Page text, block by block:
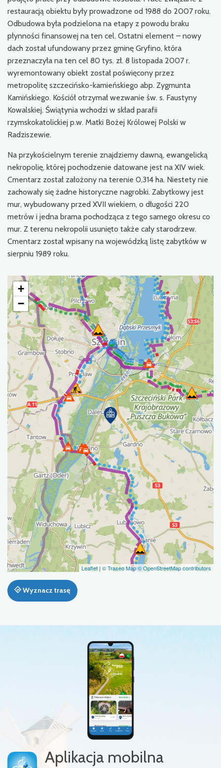
restauracją obiektu były prowadzone od 1988 do 2007 roku.
Odbudowa była podzielona na etapy z powodu braku
płynności finansowej na ten cel. Ostatni element – nowy
dach został ufundowany przez gminę Gryfino, która
przeznaczyła na ten cel 80 tys. zł. 8 listopada 2007 r.
wyremontowany obiekt został poświęcony przez
metropolitę szczecińsko-kamieńskiego abp. Zygmunta
Kamińskiego. Kościół otrzymał wezwanie św. s. Faustyny
Kowalskiej. Świątynia wchodzi w skład parafii
rzymskokatolickiej p.w. Matki Bożej Królowej Polski w
Radziszewie.
Na przykościelnym terenie znajdziemy dawną, ewangelicką
nekropolię, której pochodzenie datowane jest na XIV wiek.
Cmentarz został założony na terenie 0,314 ha. Niestety nie
zachowały się żadne historyczne nagrobki. Zabytkowy jest
mur, wybudowany przed XVII wiekiem, o długości 220
metrów i jedna brama pochodząca z tego samego okresu co
mur. Z terenu nekropolii usunięto także cały starodrzew.
Cmentarz został wpisany na wojewódzką listę zabytków w
sierpniu 1989 roku.
+
−
Leaflet | © Traseo Map© OpenStreetMap contributors
Wyznacz trasę
Aplikacja mobilna